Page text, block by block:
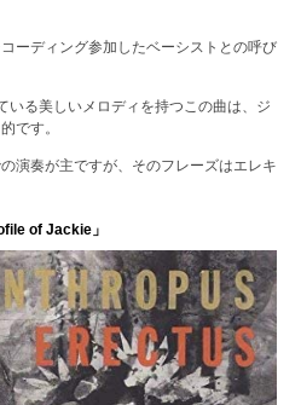
ーディング参加したベーシストとの呼び
いる美しいメロディを持つこの曲は、ジ
です。
演奏が主ですが、そのフレーズはエレキ
of Jackie」